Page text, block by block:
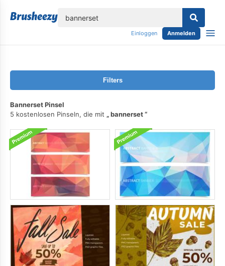
Einloggen Anmelden
Filters
Bannerset Pinsel
5 kostenlosen Pinseln, die mit
bannerset